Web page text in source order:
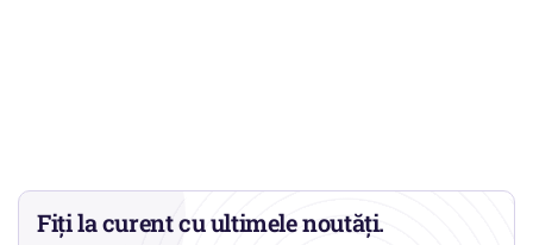
Fiți la curent cu ultimele noutăți.